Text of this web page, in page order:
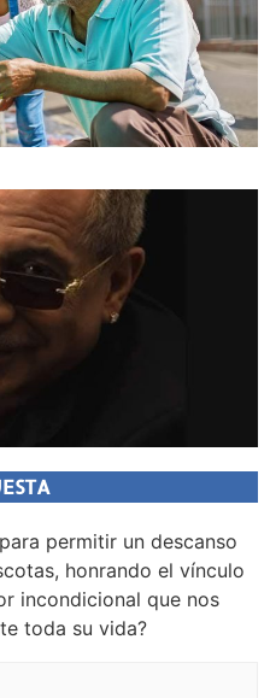
permitir un descanso
honrando el vínculo
incondicional que nos
toda su vida?